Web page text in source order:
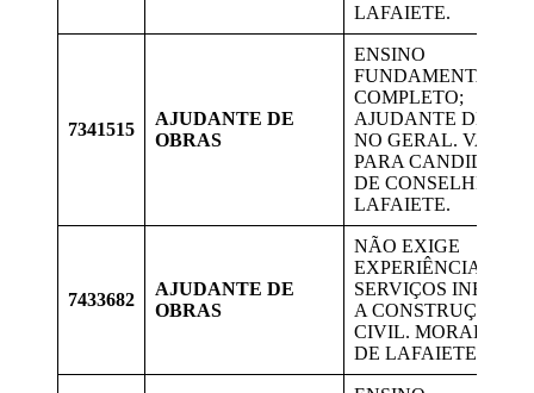
LAFAIETE.
7341515
AJUDANTE DE
OBRAS
ENSINO
FUNDAMENTAL
COMPLETO;
AJUDANTE DE
NO GERAL. VAGAS
PARA CANDIDATOS
DE CONSELHEIRO
LAFAIETE.
7433682
AJUDANTE DE
OBRAS
NÃO EXIGE
EXPERIÊNCIA.
SERVIÇOS
A CONSTRUÇÃO
CIVIL.
DE LAFAIETE.